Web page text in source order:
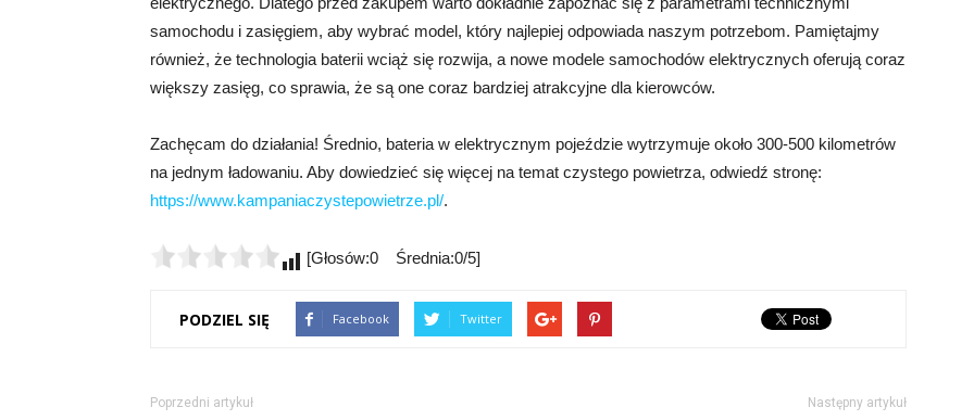
samochodu i zasięgiem, aby wybrać model, który najlepiej odpowiada naszym potrzebom. Pamiętajmy
również, że technologia baterii wciąż się rozwija, a nowe modele samochodów elektrycznych oferują coraz
większy zasięg, co sprawia, że są one coraz bardziej atrakcyjne dla kierowców.
Zachęcam do działania! Średnio, bateria w elektrycznym pojeździe wytrzymuje około 300-500 kilometrów
na jednym ładowaniu. Aby dowiedzieć się więcej na temat czystego powietrza, odwiedź stronę:
https://www.kampaniaczystepowietrze.pl/.
[Głosów:0 Średnia:0/5]
PODZIEL SIĘ Facebook Twitter
Poprzedni artykuł Następny artykuł